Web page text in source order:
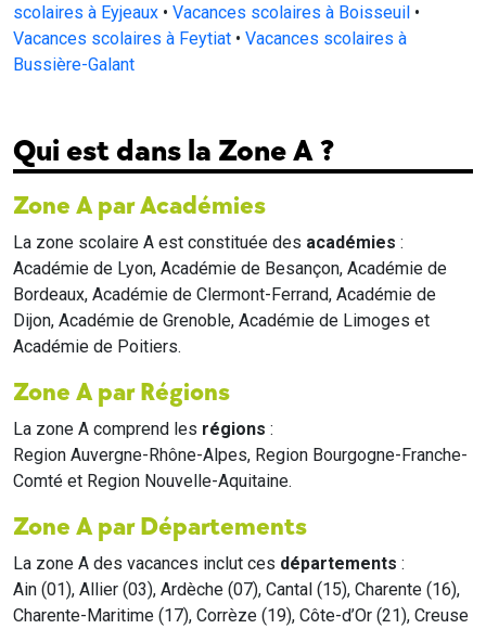
scolaires à Eyjeaux • Vacances scolaires à Boisseuil •
Vacances scolaires à Feytiat • Vacances scolaires à
Bussière-Galant
Qui est dans la Zone A ?
Zone A par Académies
La zone scolaire A est constituée des académies :
Académie de Lyon, Académie de Besançon, Académie de
Bordeaux, Académie de Clermont-Ferrand, Académie de
Dijon, Académie de Grenoble, Académie de Limoges et
Académie de Poitiers.
Zone A par Régions
La zone A comprend les régions :
Region Auvergne-Rhône-Alpes, Region Bourgogne-Franche-
Comté et Region Nouvelle-Aquitaine.
Zone A par Départements
La zone A des vacances inclut ces départements :
Ain (01), Allier (03), Ardèche (07), Cantal (15), Charente (16),
Charente-Maritime (17), Corrèze (19), Côte-d’Or (21), Creuse